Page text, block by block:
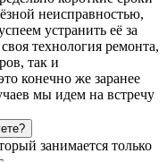
неисправностью,
устранить её за
технология ремонта,
так и
конечно же заранее
мы идем на встречу
занимается только